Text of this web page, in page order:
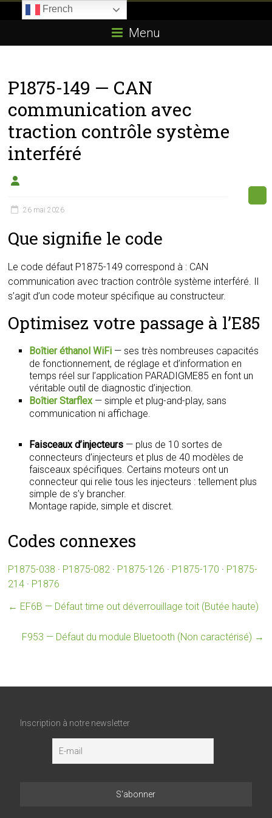
E85.com
passion
boîtier
éthanol
Menu
P1875-149 — CAN
communication avec
traction contrôle système
interféré
26 mai 2026
Que signifie le code
Le code défaut P1875-149 correspond à : CAN
communication avec traction contrôle système interféré. Il
s’agit d’un code moteur spécifique au constructeur.
Optimisez votre passage à l’E85
Boîtier éthanol WiFi — ses très nombreuses capacités
de fonctionnement, de réglage et d’information en
temps réel sur l’application PARADIGME85 en font un
véritable outil de diagnostic d’injection.
Boîtier Starflex— simple et plug-and-play, sans
communication ni affichage.
Faisceaux d’injecteurs — plus de 10 sortes de
connecteurs d’injecteurs et plus de 40 modèles de
faisceaux spécifiques. Certains moteurs ont un
connecteur qui relie tous les injecteurs : tellement plus
simple de s’y brancher.
Montage rapide, simple et discret.
Codes connexes
P1875-038 · P1875-082 · P1875-126 · P1875-170 · P1875-
214 · P1876
← EF6B — Défaut time out déverrouillage toit (Butée haute)
F953 — Défaut du module Bluetooth (Non caractérisé) →
Inscription à notre newsletter
French